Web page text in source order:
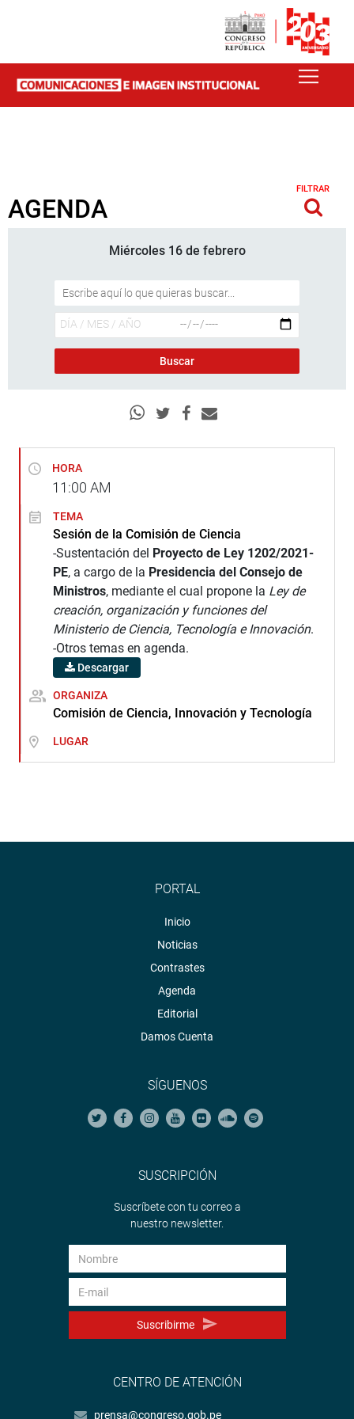
AGENDA
FILTRAR
Miércoles 16 de febrero
HORA
11:00 AM
TEMA
Sesión de la Comisión de Ciencia
-Sustentación del Proyecto de Ley 1202/2021-
PE, a cargo de la Presidencia del Consejo de
Ministros, mediante el cual propone la Ley de
creación, organización y funciones del
Ministerio de Ciencia, Tecnología e Innovación.
-Otros temas en agenda.
Descargar
ORGANIZA
Comisión de Ciencia, Innovación y Tecnología
LUGAR
PORTAL
Inicio
Noticias
Contrastes
Agenda
Editorial
Damos Cuenta
SÍGUENOS
SUSCRIPCIÓN
Suscríbete con tu correo a
nuestro newsletter.
Suscribirme
CENTRO DE ATENCIÓN
prensa@congreso.gob.pe